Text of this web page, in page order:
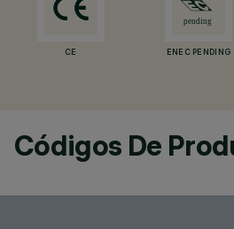
CE ENEC PENDING
Códigos De